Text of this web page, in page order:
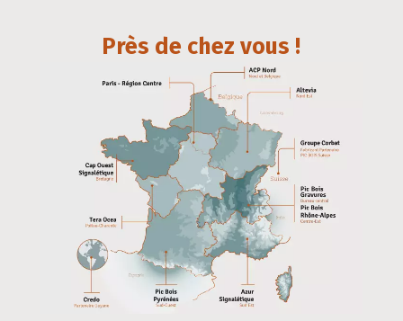
Près de chez vous !